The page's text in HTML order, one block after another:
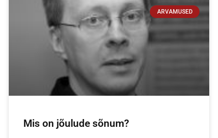
ARVAMUSED
Mis on jõulude sõnum?